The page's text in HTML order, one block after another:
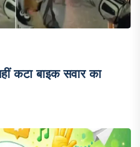
कटा बाइक सवार का